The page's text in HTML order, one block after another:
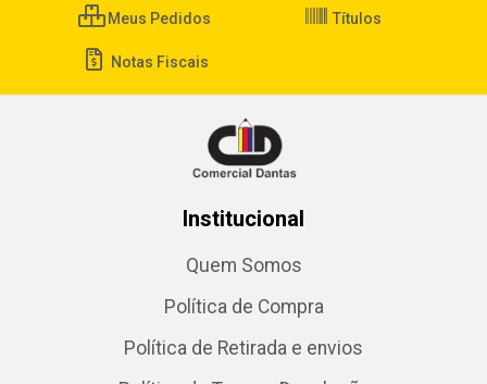
Meus Pedidos Títulos
Notas Fiscais
Institucional
Quem Somos
Política de Compra
Política de Retirada e envios